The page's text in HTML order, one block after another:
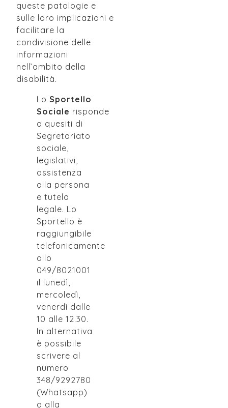
queste patologie e
sulle loro implicazioni e
facilitare la
condivisione delle
informazioni
nell’ambito della
disabilità.
Lo Sportello
Sociale risponde
a quesiti di
Segretariato
sociale,
legislativi,
assistenza
alla persona
e tutela
legale. Lo
Sportello è
raggiungibile
telefonicamente
allo
049/8021001
il lunedì,
mercoledì,
venerdì dalle
10 alle 12.30.
In alternativa
è possibile
scrivere al
numero
348/9292780
(Whatsapp)
o alla